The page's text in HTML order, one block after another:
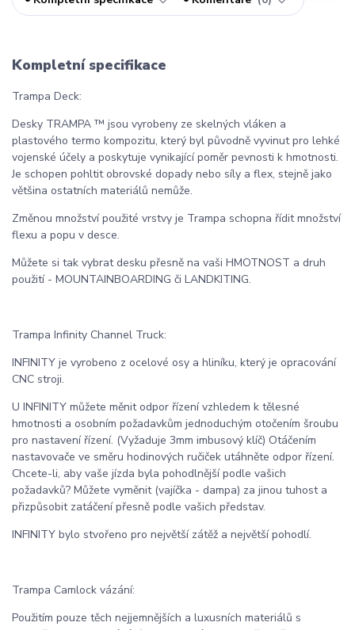
Kompletní specifikace
Trampa Deck:
Desky TRAMPA ™ jsou vyrobeny ze skelných vláken a
plastového termo kompozitu, který byl původně vyvinut pro lehké
vojenské účely a poskytuje vynikající poměr pevnosti k hmotnosti.
Je schopen pohltit obrovské dopady nebo síly a flex, stejně jako
většina ostatních materiálů nemůže.
Změnou množství použité vrstvy je Trampa schopna řídit množství
flexu a popu v desce.
Můžete si tak vybrat desku přesně na vaši HMOTNOST a druh
použití - MOUNTAINBOARDING či LANDKITING.
Trampa Infinity Channel Truck:
INFINITY je vyrobeno z ocelové osy a hliníku, který je opracování
CNC stroji.
U INFINITY můžete měnit odpor řízení vzhledem k tělesné
hmotnosti a osobním požadavkům jednoduchým otočením šroubu
pro nastavení řízení. (Vyžaduje 3mm imbusový klíč) Otáčením
nastavovače ve směru hodinových ručiček utáhněte odpor řízení.
Chcete-li, aby vaše jízda byla pohodlnější podle vašich
požadavků? Můžete vyměnit (vajíčka - dampa) za jinou tuhost a
přizpůsobit zatáčení přesně podle vašich představ.
INFINITY bylo stvořeno pro největší zátěž a největší pohodlí.
Trampa Camlock vázání:
Použitím pouze těch nejjemnějších a luxusních materiálů s